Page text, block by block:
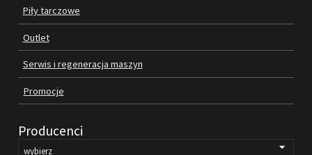
PASY KLINOWE
FILMY
KONTAKT
Piły tarczowe
Outlet
Serwis i regeneracja maszyn
Promocje
Producenci